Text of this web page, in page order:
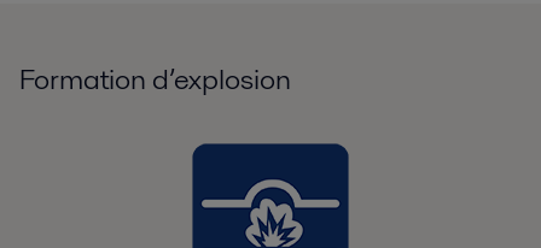
Formation d’explosion